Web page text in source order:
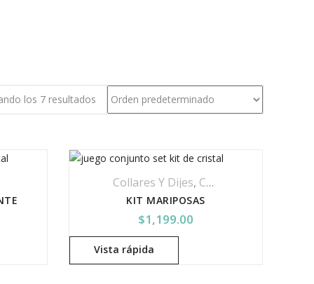
los 7 resultados
Rodio Productos De Baño De Rodio
Collares Y Dijes, Cristal Swarovski
KIT MARIPOSAS
$1,199.00
Vista rápida